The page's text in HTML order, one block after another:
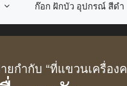
ก๊อก ฝักบัว อุปกรณ์ สีดำ
กำกับ “ที่แขวนเครื่องค